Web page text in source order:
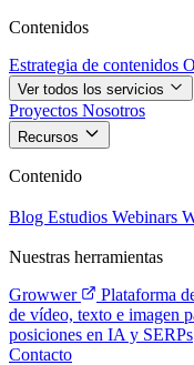
Contenidos
Estrategia de contenidos
Ver todos los servicios
Proyectos Nosotros
Recursos
Contenido
Blog Estudios Webinars
Nuestras herramientas
Growwer
Plataforma
de vídeo, texto e imagen
posiciones en IA y SERPs
Contacto